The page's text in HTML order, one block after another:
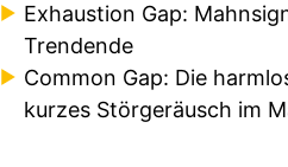
Exhaustion Gap:
Trendende
Common Gap: Die
kurzes Störgeräusch im